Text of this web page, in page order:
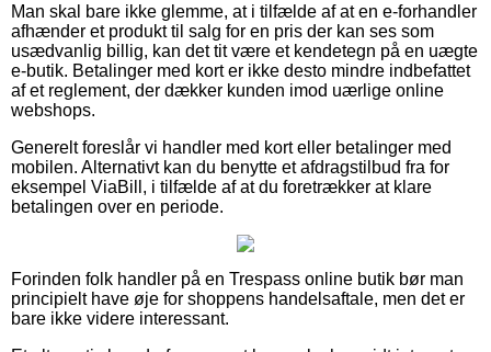
Man skal bare ikke glemme, at i tilfælde af at en e-forhandler
afhænder et produkt til salg for en pris der kan ses som
usædvanlig billig, kan det tit være et kendetegn på en uægte
e-butik. Betalinger med kort er ikke desto mindre indbefattet
af et reglement, der dækker kunden imod uærlige online
webshops.
Generelt foreslår vi handler med kort eller betalinger med
mobilen. Alternativt kan du benytte et afdragstilbud fra for
eksempel ViaBill, i tilfælde af at du foretrækker at klare
betalingen over en periode.
Forinden folk handler på en Trespass online butik bør man
principielt have øje for shoppens handelsaftale, men det er
bare ikke videre interessant.